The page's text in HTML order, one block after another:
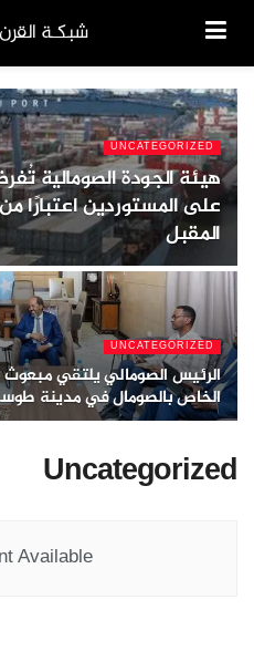
شبكـة القرن
UNCATEGORIZED
هيئة الجودة الصومالية
على المستوردين اعتبارًا
المقبل
UNCATEGORIZED
الرئيس الصومالي يلتقي مبعوث
الخاص بالصومال في مدينة
Uncategorized
Available